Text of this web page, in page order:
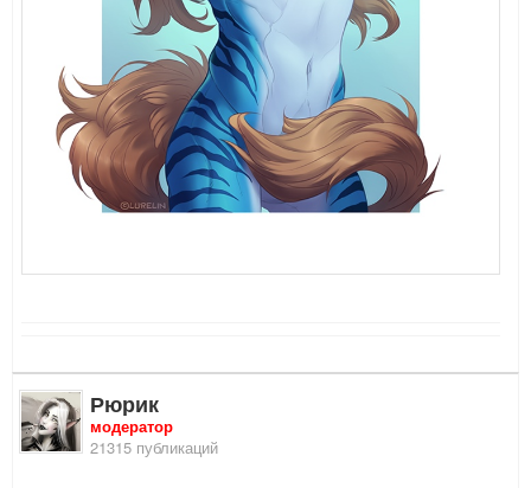
Рюрик
модератор
21315 публикаций